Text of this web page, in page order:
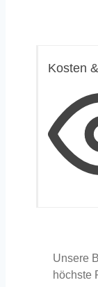
Kosten
Unsere
höchste